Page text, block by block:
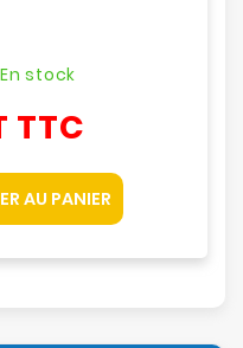
En stock
TTC
AU PANIER